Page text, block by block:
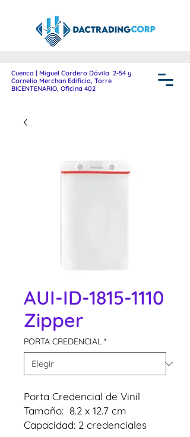
Cuenca | Miguel Cordero Dávila 2-54 y
Cornelio Merchan Edificio, Torre
BICENTENARIO, Oficina 402
AUI-ID-1815-1110
Zipper
PORTA CREDENCIAL *
Porta Credencial de Vinil
Tamaño: 8.2 x 12.7 cm
Capacidad: 2 credenciales